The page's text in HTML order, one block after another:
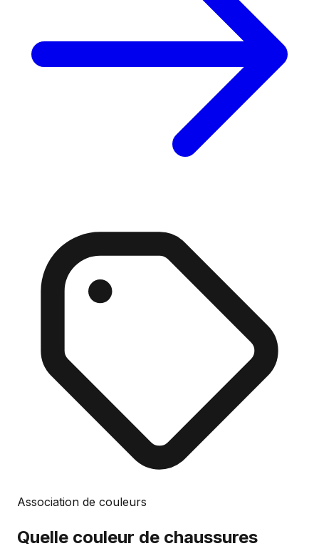
Association de couleurs
Quelle couleur de chaussures